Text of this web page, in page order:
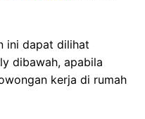
ini dapat dilihat
dibawah, apabila
kerja di rumah